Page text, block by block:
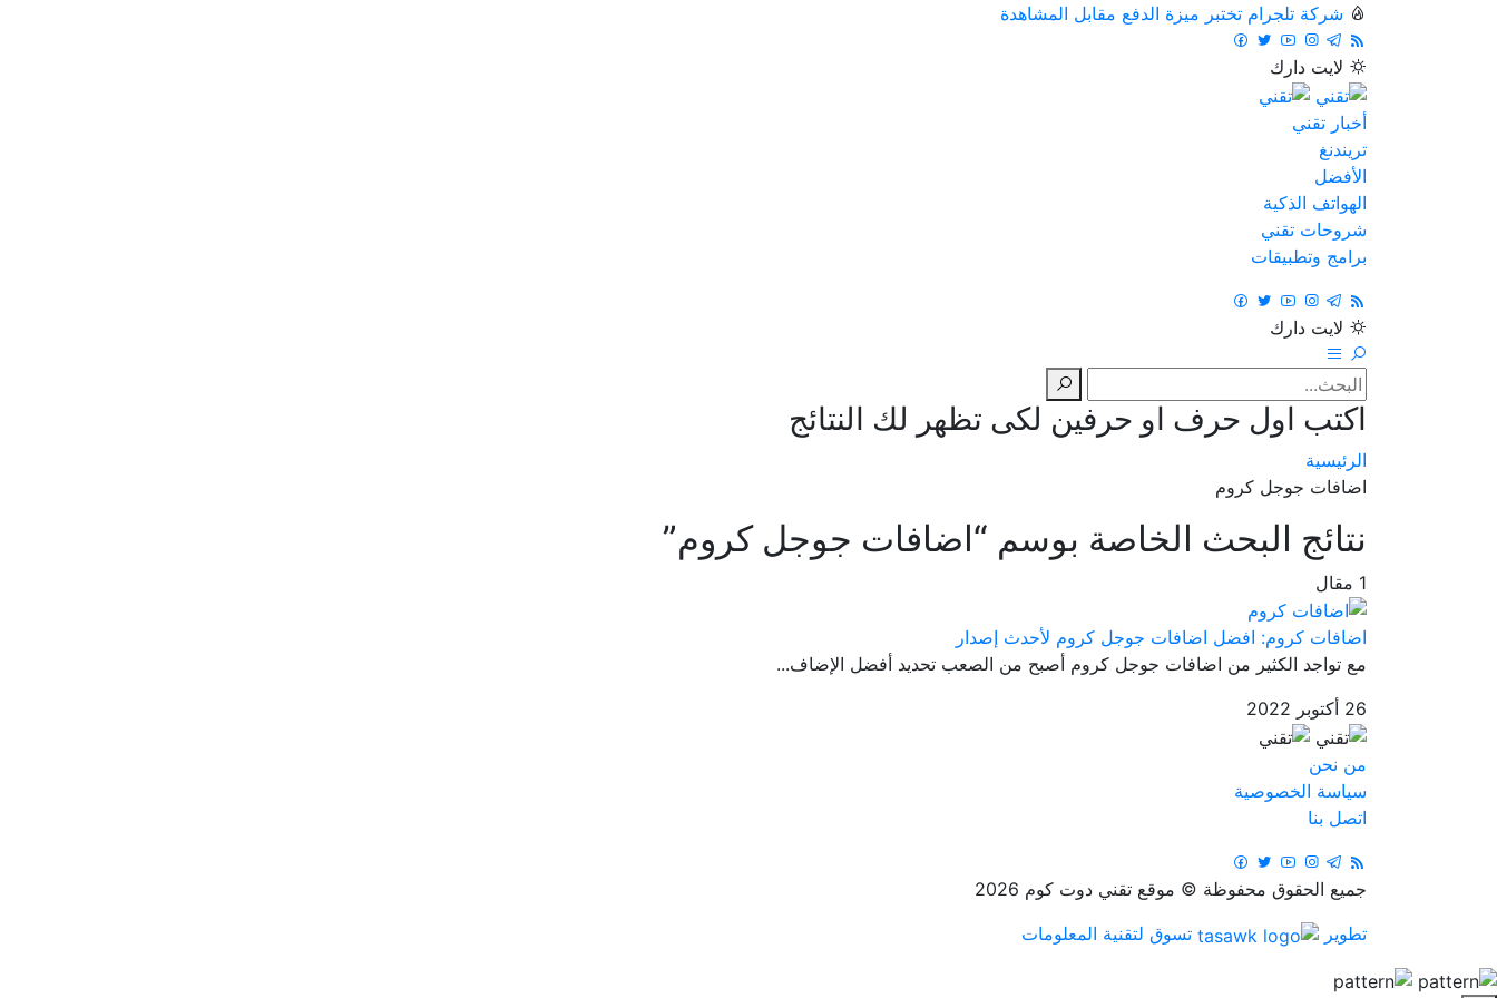
شركة تلجرام تختبر ميزة الدفع مقابل المشاهدة
لايت دارك
أخبار تقني
تريندنغ
الأفضل
الهواتف الذكية
شروحات تقني
برامج وتطبيقات
لايت دارك
اكتب اول حرف او حرفين لكى تظهر لك النتائج
الرئيسية
اضافات جوجل كروم
نتائج البحث الخاصة بوسم “اضافات جوجل كروم”
1 مقال
اضافات كروم: افضل اضافات جوجل كروم لأحدث إصدار
مع تواجد الكثير من اضافات جوجل كروم أصبح من الصعب تحديد أفضل الإضاف...
26 أكتوبر 2022
من نحن
سياسة الخصوصية
اتصل بنا
جميع الحقوق محفوظة © موقع تقني دوت كوم 2026
تطوير
تسوق لتقنية المعلومات